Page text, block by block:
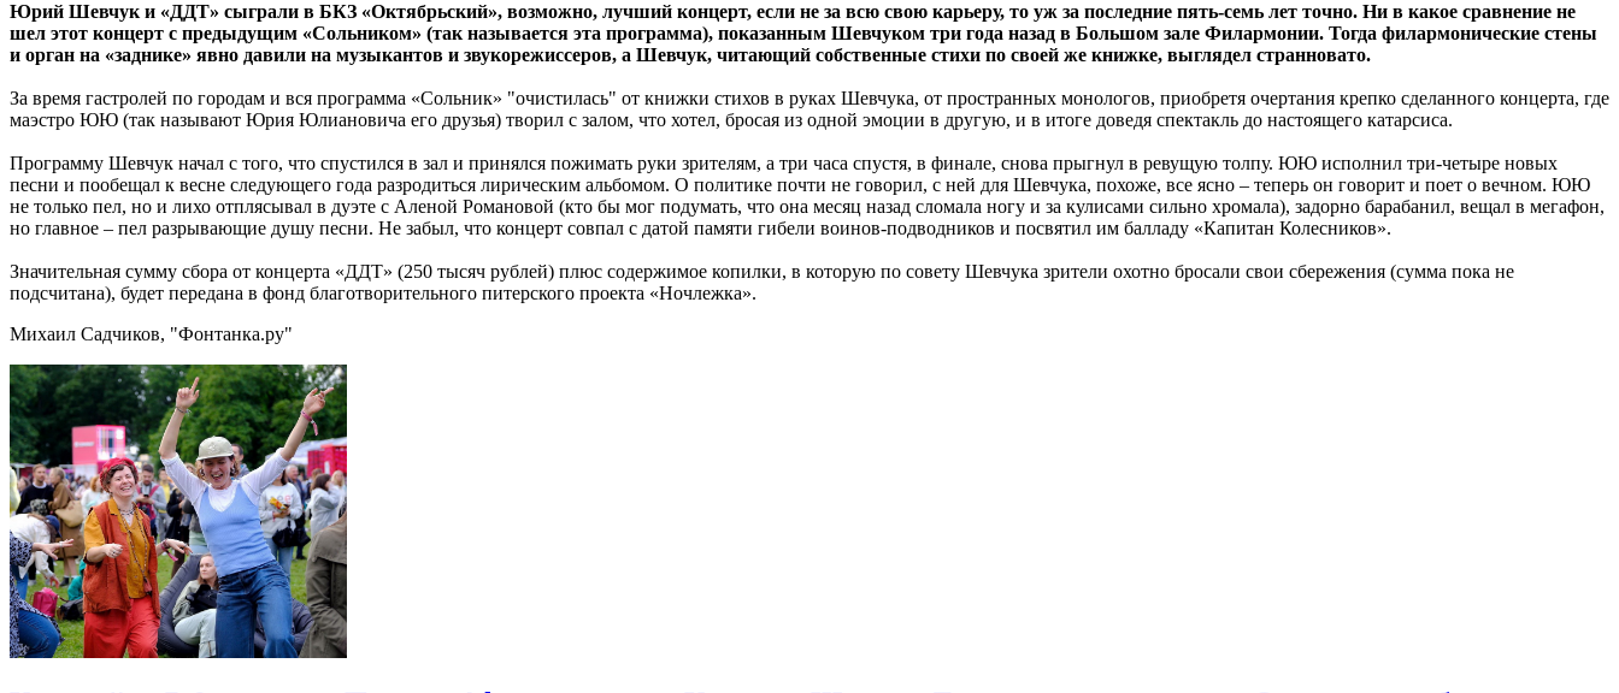
Юрий Шевчук и «ДДТ» сыграли в БКЗ «Октябрьский», возможно, лучший концерт, если не за всю свою карьеру, то уж за последние пять-семь лет точно. Ни в какое сравнение не
шел этот концерт с предыдущим «Сольником» (так называется эта программа), показанным Шевчуком три года назад в Большом зале Филармонии. Тогда филармонические стены
и орган на «заднике» явно давили на музыкантов и звукорежиссеров, а Шевчук, читающий собственные стихи по своей же книжке, выглядел странновато.
За время гастролей по городам и вся программа «Сольник» "очистилась" от книжки стихов в руках Шевчука, от пространных монологов, приобретя очертания крепко сделанного концерта, где
маэстро ЮЮ (так называют Юрия Юлиановича его друзья) творил с залом, что хотел, бросая из одной эмоции в другую, и в итоге доведя спектакль до настоящего катарсиса.
Программу Шевчук начал с того, что спустился в зал и принялся пожимать руки зрителям, а три часа спустя, в финале, снова прыгнул в ревущую толпу. ЮЮ исполнил три-четыре новых
песни и пообещал к весне следующего года разродиться лирическим альбомом. О политике почти не говорил, с ней для Шевчука, похоже, все ясно – теперь он говорит и поет о вечном. ЮЮ
не только пел, но и лихо отплясывал в дуэте с Аленой Романовой (кто бы мог подумать, что она месяц назад сломала ногу и за кулисами сильно хромала), задорно барабанил, вещал в мегафон,
но главное – пел разрывающие душу песни. Не забыл, что концерт совпал с датой памяти гибели воинов-подводников и посвятил им балладу «Капитан Колесников».
Значительная сумму сбора от концерта «ДДТ» (250 тысяч рублей) плюс содержимое копилки, в которую по совету Шевчука зрители охотно бросали свои сбережения (сумма пока не
подсчитана), будет передана в фонд благотворительного питерского проекта «Ночлежка».
Михаил Садчиков, "Фонтанка.ру"